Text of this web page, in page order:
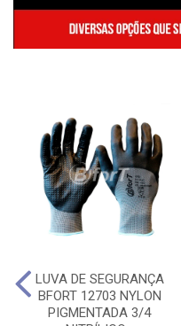
LUVA DE SEGURANÇA
BFORT 12703 NYLON
PIGMENTADA 3/4